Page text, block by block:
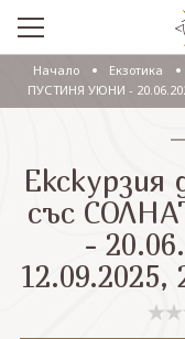
ПРОМО
EКСКУРЗИИ СЪС
ЕКСКУРЗИИ С
САМОЛЕТНИ
ПОЧИВКИ С
Начало Екзотика
ПУСТИНЯ УЮНИ -
със
-
12.09.2025,